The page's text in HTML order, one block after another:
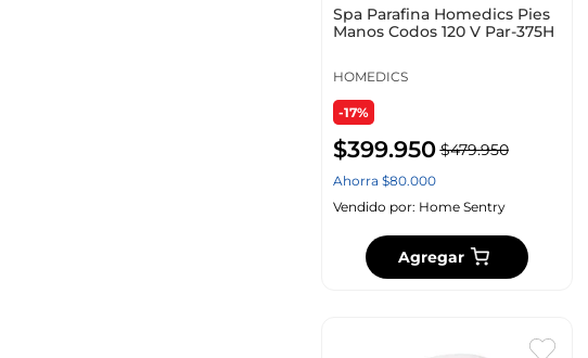
Spa Parafina Homedics Pies
Manos Codos 120 V Par-375H
HOMEDICS
-17%
$399.950 $479.950
Ahorra $80.000
Vendido por: Home Sentry
Agregar